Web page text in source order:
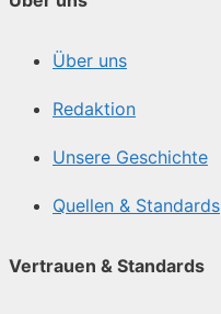
Über uns
Redaktion
Unsere Geschichte
Quellen & Standards
Vertrauen & Standards